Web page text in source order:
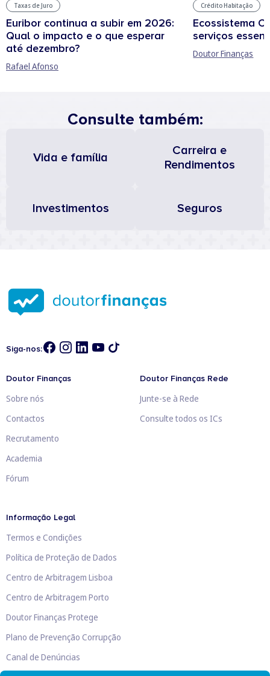
Taxas de Juro
Euribor continua a subir em 2026:
Qual o impacto e o que esperar
até dezembro?
Rafael Afonso
Crédito Habitação
Ecossistema
serviços
Doutor Finanças
Consulte também:
Vida e família
Carreira e
Rendimentos
Investimentos Seguros
Siga-nos:
Doutor Finanças
Sobre nós
Contactos
Recrutamento
Academia
Fórum
Doutor Finanças Rede
Junte-se à Rede
Consulte todos os ICs
Informação Legal
Termos e Condições
Política de Proteção de Dados
Centro de Arbitragem Lisboa
Centro de Arbitragem Porto
Doutor Finanças Protege
Plano de Prevenção Corrupção
Canal de Denúncias